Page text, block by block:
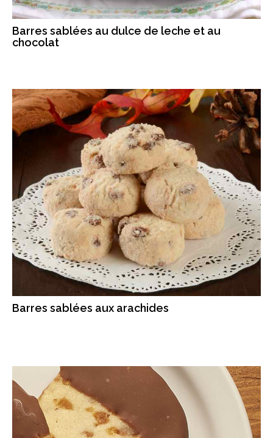
Barres sablées au dulce de leche et au
chocolat
Barres sablées aux arachides